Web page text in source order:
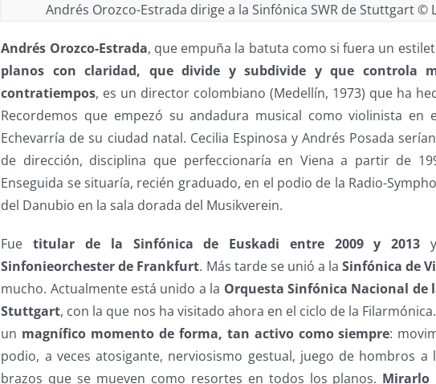
Andrés Orozco-Estrada dirige a la Sinfónica SWR de Stuttgart ©
Andrés Orozco-Estrada, que empuña la batuta como si fuera un
planos con claridad, que divide y subdivide y que controla
contratiempos, es un director colombiano (Medellín, 1973) que ha
Recordemos que empezó su andadura musical como violinista en
Echevarría de su ciudad natal. Cecilia Espinosa y Andrés Posada
de dirección, disciplina que perfeccionaría en Viena a partir de
Enseguida se situaría, recién graduado, en el podio de la Radio-
del Danubio en la sala dorada del Musikverein.
Fuetitular de la Sinfónica de Euskadi entre 2009 y 2013
Sinfonieorchester de Frankfurt. Más tarde se unió a la Sinfónica de
mucho. Actualmente está unido a la Orquesta Sinfónica Nacional de
Stuttgart, con la que nos ha visitado ahora en el ciclo de la
un magnífico momento de forma, tan activo como siempre:
podio, a veces atosigante, nerviosismo gestual, juego de hombros
brazos que se mueven como resortes en todos los planos. Mirarlo